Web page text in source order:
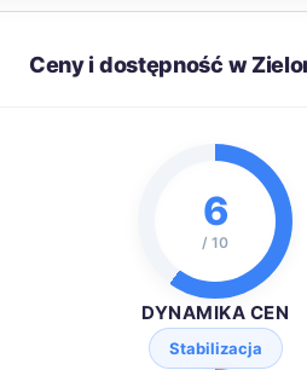
Ceny i dostępność w
6
/ 10
DYNAMIKA CEN
Stabilizacja